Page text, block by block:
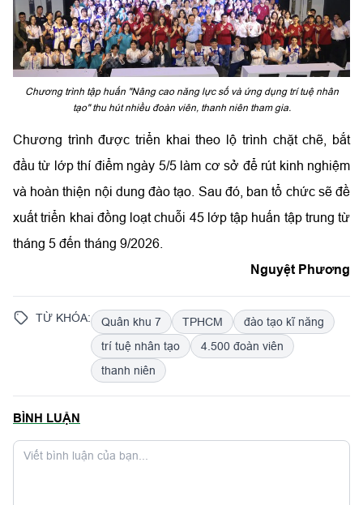
Chương trình tập huấn "Nâng cao năng lực số và ứng dụng trí tuệ nhân
tạo" thu hút nhiều đoàn viên, thanh niên tham gia.
Chương trình được triển khai theo lộ trình chặt chẽ, bắt
đầu từ lớp thí điểm ngày 5/5 làm cơ sở để rút kinh nghiệm
và hoàn thiện nội dung đào tạo. Sau đó, ban tổ chức sẽ đề
xuất triển khai đồng loạt chuỗi 45 lớp tập huấn tập trung từ
tháng 5 đến tháng 9/2026.
Nguyệt Phương
TỪ KHÓA: Quân khu 7 TPHCM
đào tạo kĩ năng
trí tuệ nhân tạo
4.500 đoàn viên
thanh niên
BÌNH LUẬN